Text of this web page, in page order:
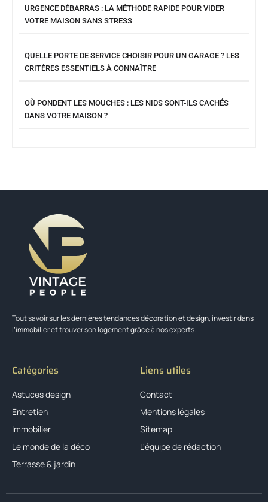
URGENCE DÉBARRAS : LA MÉTHODE RAPIDE POUR VIDER
VOTRE MAISON SANS STRESS
QUELLE PORTE DE SERVICE CHOISIR POUR UN GARAGE ? LES
CRITÈRES ESSENTIELS À CONNAÎTRE
OÙ PONDENT LES MOUCHES : LES NIDS SONT-ILS CACHÉS
DANS VOTRE MAISON ?
Tout savoir sur les dernières tendances décoration et design, investir dans
l’immobilier et trouver son logement grâce à nos experts.
Catégories
Astuces design
Entretien
Immobilier
Le monde de la déco
Terrasse & jardin
Liens utiles
Contact
Mentions légales
Sitemap
L'équipe de rédaction